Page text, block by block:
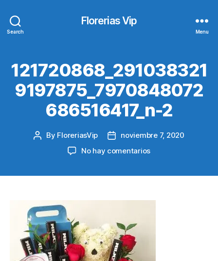
Search
Florerias Vip
Menu
121720868_291038321
9197875_7970848072
686516417_n-2
Post
By FloreriasVip
Postnoviembre 7, 2020
No hay comentariosen